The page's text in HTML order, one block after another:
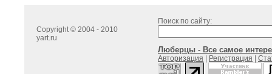
Copyright © 2004 - 2010
yart.ru
Поиск по сайту:
Люберцы - Все самое
Авторизация Регистрация